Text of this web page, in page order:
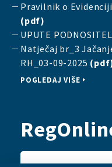
Pravilnik o
(pdf)
UPUTE
Natječaj br_3
RH_03-09-2025
POGLEDAJ VIŠE